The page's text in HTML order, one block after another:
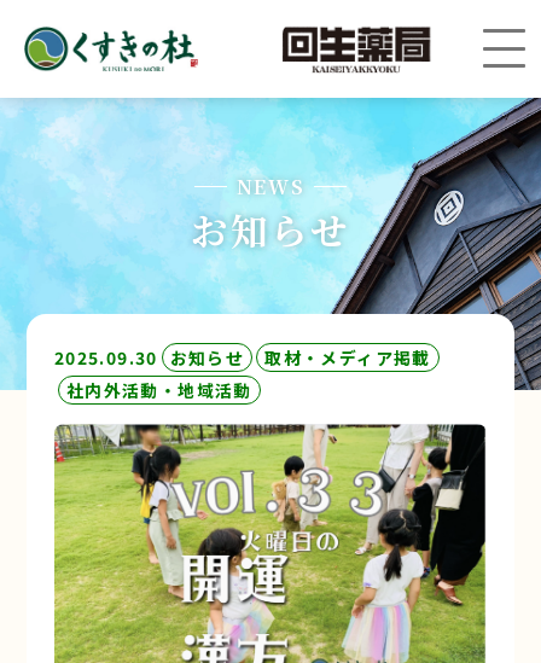
NEWS
お知らせ
2025.09.30 お知らせ
取材・メディア掲載
社内外活動・地域活動